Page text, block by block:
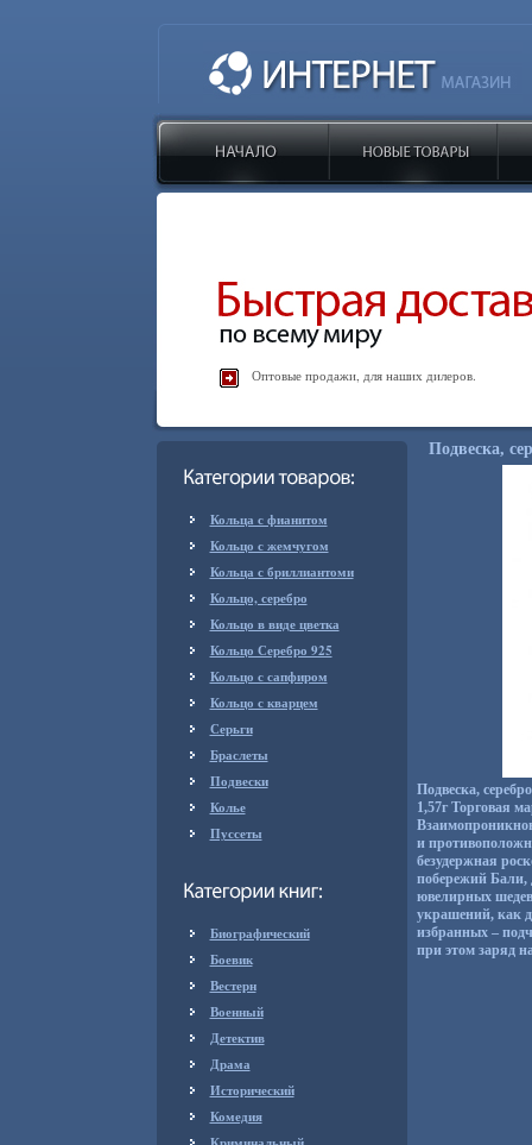
Оптовые продажи, для наших дилеров.
Кольца с фианитом
Кольцо с жемчугом
Кольца с бриллиантоми
Кольцо, серебро
Кольцо в виде цветка
Кольцо Серебро 925
Кольцо с сапфиром
Кольцо с кварцем
Серьги
Браслеты
Подвески
Колье
Пуссеты
Биографический
Боевик
Вестерн
Военный
Детектив
Драма
Исторический
Комедия
Подвеска,
Подвеска,
1,57г Торговая
и
безудержная
побережий Бали,
ювелирных
украшений, как
избранных –
при этом заряд